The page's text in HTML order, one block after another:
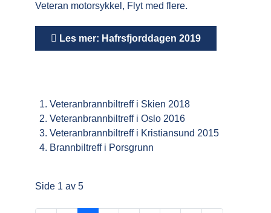
Veteran motorsykkel, Flyt med flere.
Les mer: Hafrsfjorddagen 2019
Veteranbrannbiltreff i Skien 2018
Veteranbrannbiltreff i Oslo 2016
Veteranbrannbiltreff i Kristiansund 2015
Brannbiltreff i Porsgrunn
Side 1 av 5